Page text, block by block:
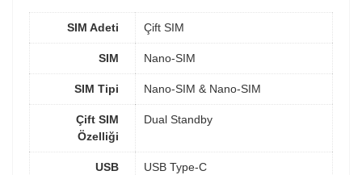
SIM Adeti Çift SIM
SIM Nano-SIM
SIM Tipi Nano-SIM & Nano-SIM
Çift SIM
Özelliği
Dual Standby
USB USB Type-C